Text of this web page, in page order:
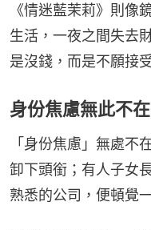
《情迷藍茉莉》則像
生活，一夜之間失去
是沒錢，而是不願接
身份焦慮無此不在
「身份焦慮」無處不
卸下頭銜；有人子女
熟悉的公司，便頓覺